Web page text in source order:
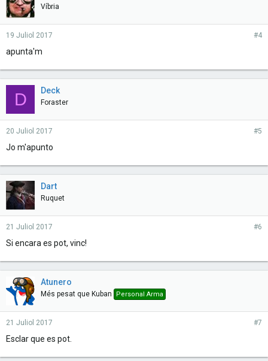
Víbria
19 Juliol 2017 #4
apunta'm
D Deck
Foraster
20 Juliol 2017 #5
Jo m'apunto
Dart
Ruquet
21 Juliol 2017 #6
Si encara es pot, vinc!
Atunero
Més pesat que Kuban Personal Arma
21 Juliol 2017 #7
Esclar que es pot.